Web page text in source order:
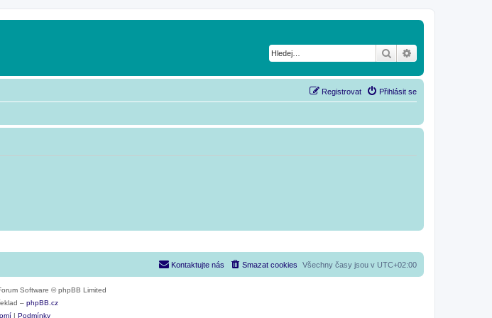
Hledat
Přihlásit se
Registrovat
Všechny časy jsou v UTC+02:00
Smazat cookies
Kontaktujte nás
Software © phpBB Limited
– phpBB.cz
| Podmínky